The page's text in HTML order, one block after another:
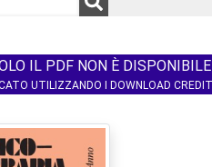
IL PDF NON È DISPONIBILE
UTILIZZANDO I DOWNLOAD CREDIT